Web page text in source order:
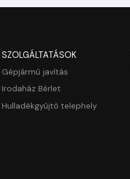
SZOLGÁLTATÁSOK
Gépjármű javítás
Irodaház Bérlet
Hulladékgyűjtő telephely